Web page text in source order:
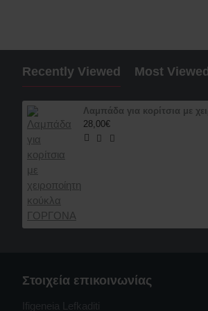
Recently Viewed Most Viewed
28,00€
Στοιχεία επικοινωνίας
Ifigeneia Lefkaditi